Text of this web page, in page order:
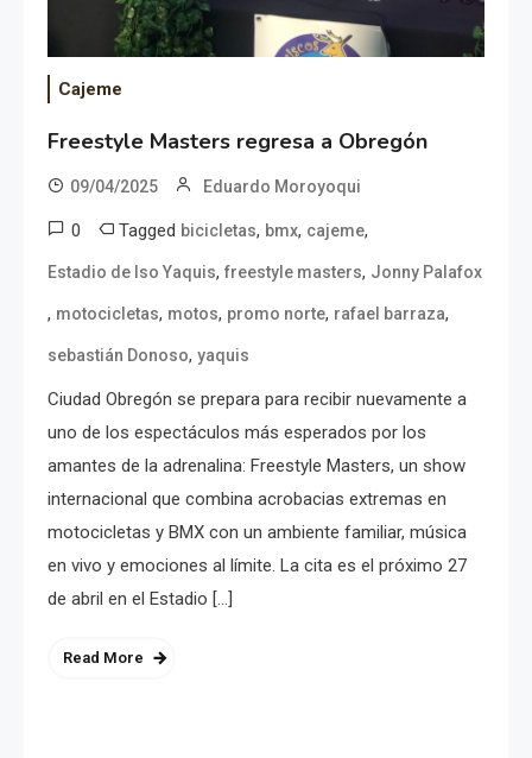
Cajeme
Freestyle Masters regresa a Obregón
09/04/2025 Eduardo Moroyoqui
0 Tagged bicicletas, bmx, cajeme,
Estadio de lso Yaquis, freestyle masters, Jonny Palafox
, motocicletas, motos, promo norte, rafael barraza,
sebastián Donoso, yaquis
Ciudad Obregón se prepara para recibir nuevamente a
uno de los espectáculos más esperados por los
amantes de la adrenalina: Freestyle Masters, un show
internacional que combina acrobacias extremas en
motocicletas y BMX con un ambiente familiar, música
en vivo y emociones al límite. La cita es el próximo 27
de abril en el Estadio […]
Read More